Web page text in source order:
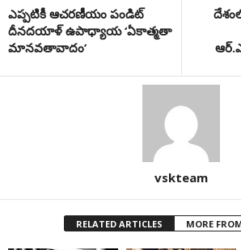
ఎప్పటికీ ఆచరణీయం పండిట్
దీనదయాళ్ ఉపాధ్యాయ ‘ఏకాత్మతా
మానవతావాదం’
vskteam
RELATED ARTICLES MORE